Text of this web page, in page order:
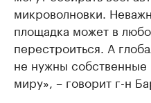
микроволновки.
площадка может в
перестроиться. А
не нужны собственные
миру», – говорит г-н